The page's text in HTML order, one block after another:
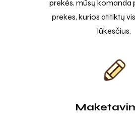
prekės, mūsų komanda
prekes, kurios atitiktų
lūkesčius.